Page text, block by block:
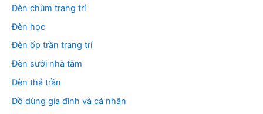
Đèn chùm trang trí
Đèn học
Đèn ốp trần trang trí
Đèn sưởi nhà tắm
Đèn thả trần
Đồ dùng gia đình và cá nhân